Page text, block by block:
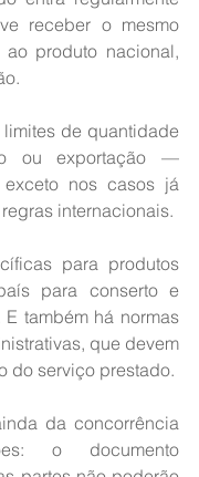
receber o mesmo
ao produto nacional,
de quantidade
ou exportação —
nos casos já
internacionais.
para produtos
para conserto e
também há normas
que devem
do serviço prestado.
da concorrência
o documento